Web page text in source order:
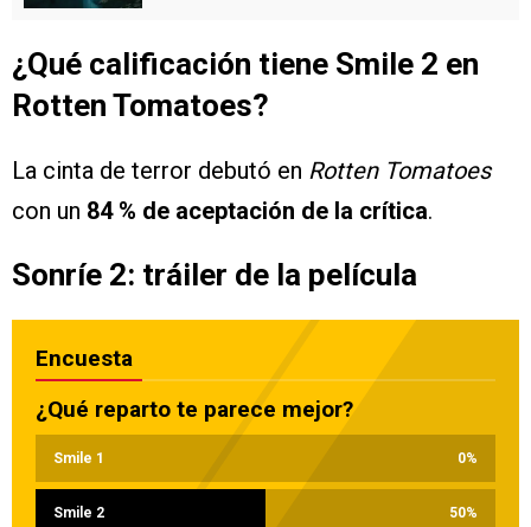
¿Qué calificación tiene Smile 2 en
Rotten Tomatoes?
La cinta de terror debutó en Rotten Tomatoes
con un 84 % de aceptación de la crítica.
Sonríe 2: tráiler de la película
Encuesta
¿Qué reparto te parece mejor?
Smile 1 0%
Smile 2 50%